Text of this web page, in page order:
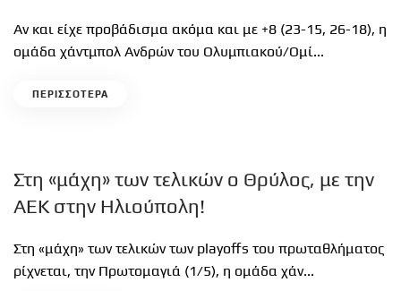
Αν και είχε προβάδισμα ακόμα και με +8 (23-15, 26-18), η
ομάδα χάντμπολ Ανδρών του Ολυμπιακού/Ομί...
ΠΕΡΙΣΣΟΤΕΡΑ
Στη «μάχη» των τελικών ο Θρύλος, με την
ΑΕΚ στην Ηλιούπολη!
Στη «μάχη» των τελικών των playoffs του πρωταθλήματος
ρίχνεται, την Πρωτομαγιά (1/5), η ομάδα χάν...